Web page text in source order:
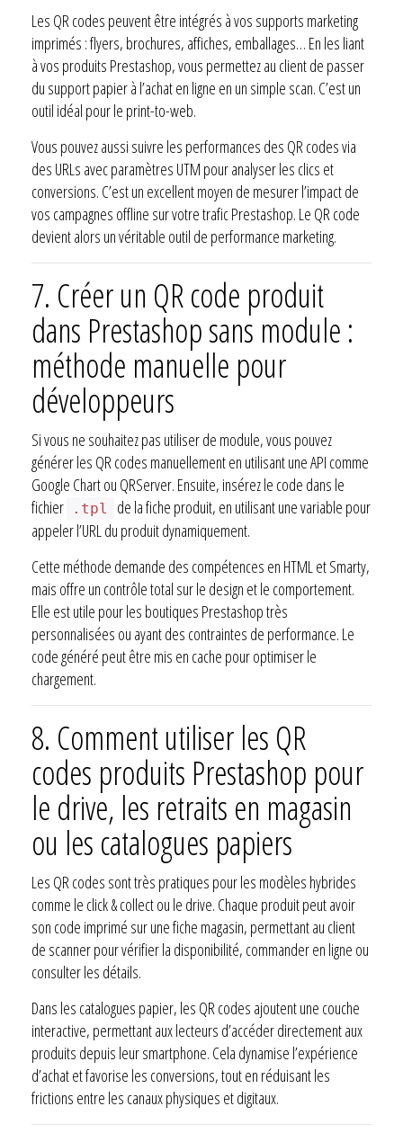
Les QR codes peuvent être intégrés à vos supports marketing
imprimés : flyers, brochures, affiches, emballages… En les liant
à vos produits Prestashop, vous permettez au client de passer
du support papier à l’achat en ligne en un simple scan. C’est un
outil idéal pour le print-to-web.
Vous pouvez aussi suivre les performances des QR codes via
des URLs avec paramètres UTM pour analyser les clics et
conversions. C’est un excellent moyen de mesurer l’impact de
vos campagnes offline sur votre trafic Prestashop. Le QR code
devient alors un véritable outil de performance marketing.
7. Créer un QR code produit
dans Prestashop sans module :
méthode manuelle pour
développeurs
Si vous ne souhaitez pas utiliser de module, vous pouvez
générer les QR codes manuellement en utilisant une API comme
Google Chart ou QRServer. Ensuite, insérez le code dans le
fichier
.tpl
de la fiche produit, en utilisant une variable pour
appeler l’URL du produit dynamiquement.
Cette méthode demande des compétences en HTML et Smarty,
mais offre un contrôle total sur le design et le comportement.
Elle est utile pour les boutiques Prestashop très
personnalisées ou ayant des contraintes de performance. Le
code généré peut être mis en cache pour optimiser le
chargement.
8. Comment utiliser les QR
codes produits Prestashop pour
le drive, les retraits en magasin
ou les catalogues papiers
Les QR codes sont très pratiques pour les modèles hybrides
comme le click & collect ou le drive. Chaque produit peut avoir
son code imprimé sur une fiche magasin, permettant au client
de scanner pour vérifier la disponibilité, commander en ligne ou
consulter les détails.
Dans les catalogues papier, les QR codes ajoutent une couche
interactive, permettant aux lecteurs d’accéder directement aux
produits depuis leur smartphone. Cela dynamise l’expérience
d’achat et favorise les conversions, tout en réduisant les
frictions entre les canaux physiques et digitaux.